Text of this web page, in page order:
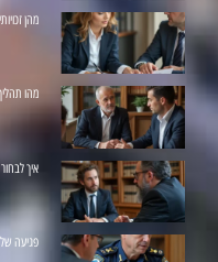
מהן
מהו
איך
פגיעה